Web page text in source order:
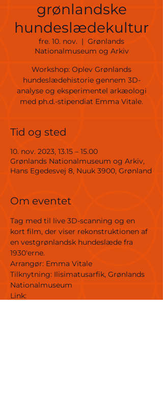
grønlandske
hundeslædekultur
fre. 10. nov.
  |
Grønlands
Nationalmuseum og Arkiv
Workshop: Oplev Grønlands
hundeslædehistorie gennem 3D-
analyse og eksperimentel arkæologi
med ph.d.-stipendiat Emma Vitale.
Tid og sted
10. nov. 2023, 13.15 – 15.00
Grønlands Nationalmuseum og Arkiv,
Hans Egedesvej 8, Nuuk 3900, Grønland
Om eventet
Tag med til live 3D-scanning og en
kort film, der viser rekonstruktionen af
en vestgrønlandsk hundeslæde fra
1930'erne.
Arrangør: Emma Vitale
Tilknytning: Ilisimatusarfik, Grønlands
Nationalmuseum
Link: